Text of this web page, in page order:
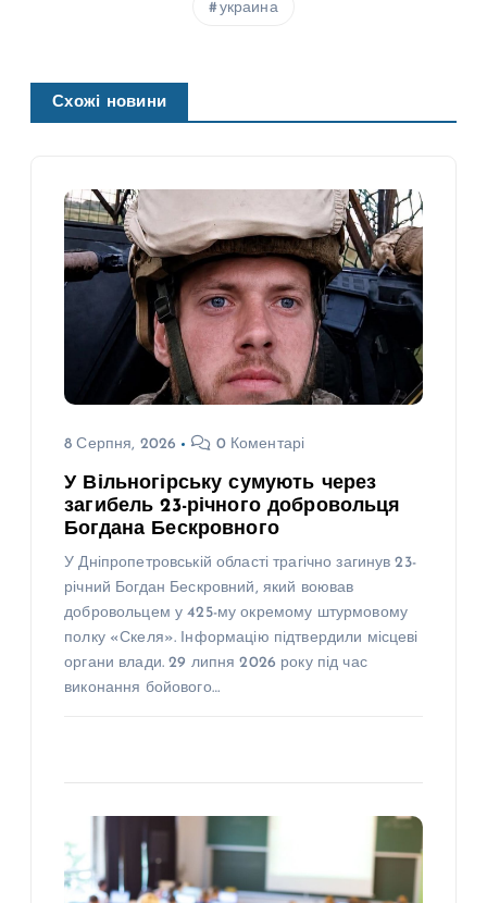
украина
Схожі новини
8 Серпня, 2026 0 Коментарі
У Вільногірську сумують через
загибель 23-річного добровольця
Богдана Бескровного
У Дніпропетровській області трагічно загинув 23-
річний Богдан Бескровний, який воював
добровольцем у 425-му окремому штурмовому
полку «Скеля». Інформацію підтвердили місцеві
органи влади. 29 липня 2026 року під час
виконання бойового…